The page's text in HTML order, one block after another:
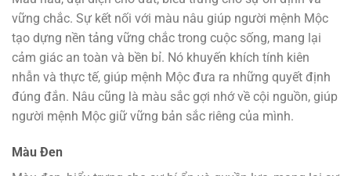
vững chắc. Sự kết nối với màu nâu giúp người mệnh Mộc
tạo dựng nền tảng vững chắc trong cuộc sống, mang lại
cảm giác an toàn và bền bỉ. Nó khuyến khích tính kiên
nhẫn và thực tế, giúp mệnh Mộc đưa ra những quyết định
đúng đắn. Nâu cũng là màu sắc gợi nhớ về cội nguồn, giúp
người mệnh Mộc giữ vững bản sắc riêng của mình.
Màu Đen